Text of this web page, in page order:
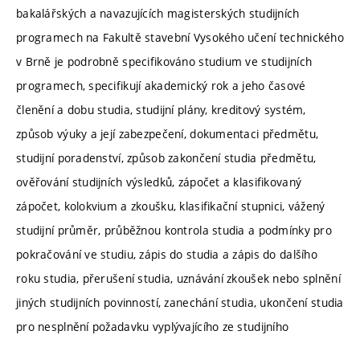
bakalářských a navazujících magisterských studijních
programech na Fakultě stavební Vysokého učení technického
v Brně je podrobně specifikováno studium ve studijních
programech, specifikují akademický rok a jeho časové
členění a dobu studia, studijní plány, kreditový systém,
způsob výuky a její zabezpečení, dokumentaci předmětu,
studijní poradenství, způsob zakončení studia předmětu,
ověřování studijních výsledků, zápočet a klasifikovaný
zápočet, kolokvium a zkoušku, klasifikační stupnici, vážený
studijní průměr, průběžnou kontrola studia a podmínky pro
pokračování ve studiu, zápis do studia a zápis do dalšího
roku studia, přerušení studia, uznávání zkoušek nebo splnění
jiných studijních povinností, zanechání studia, ukončení studia
pro nesplnění požadavku vyplývajícího ze studijního